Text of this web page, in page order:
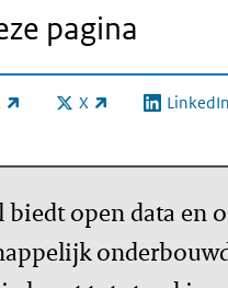
pagina
X
(externe link) LinkedIn
(externe
biedt open data en